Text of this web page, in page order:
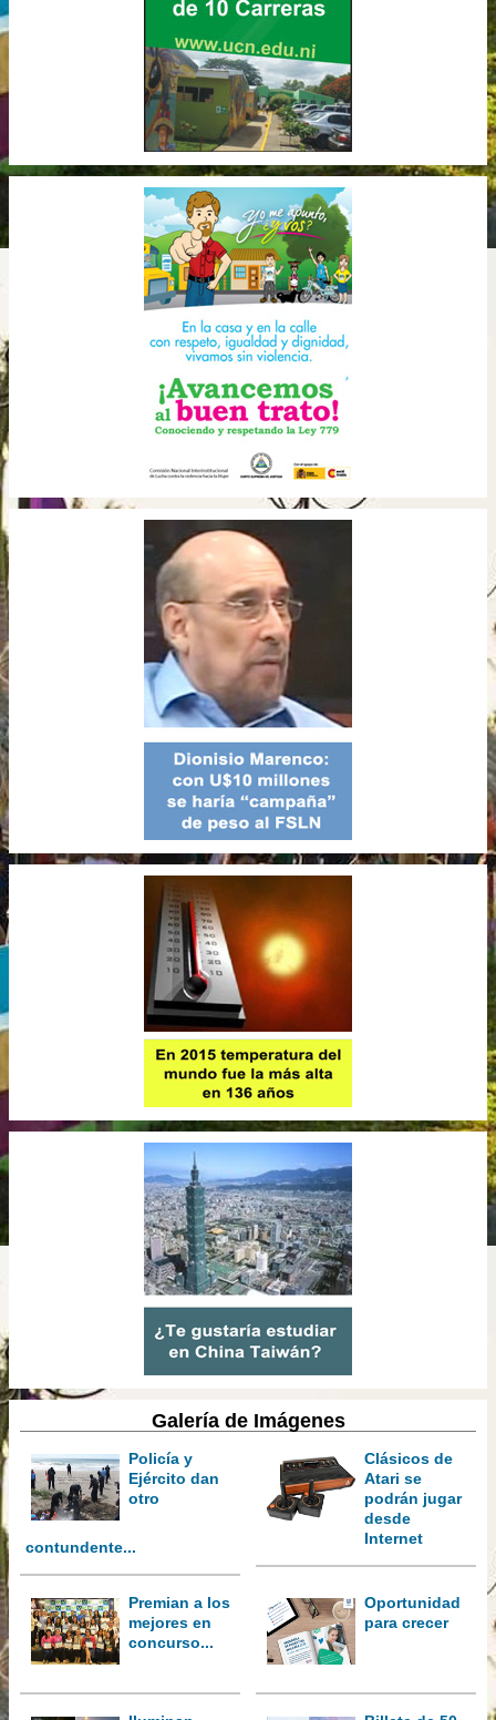
Galería de Imágenes
Policía y
Ejército dan
otro
contundente...
Clásicos de
Atari se
podrán jugar
desde
Internet
Premian a los
mejores en
concurso...
Oportunidad
para crecer